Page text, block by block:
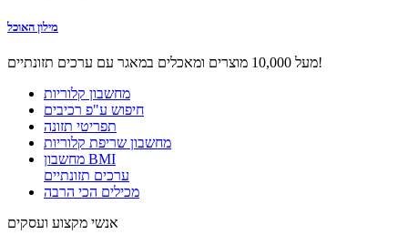
מילון האוכל
מעל 10,000 מוצרים ומאכלים במאגר עם ערכים תזונתיים!
מחשבון קלוריות
חיפוש ע"פ רכיבים
תפריטי תזונה
מחשבון שריפת קלוריות
מחשבון BMI
ערכים תזונתיים
מכילים הכי הרבה
אנשי מקצוע ועסקים